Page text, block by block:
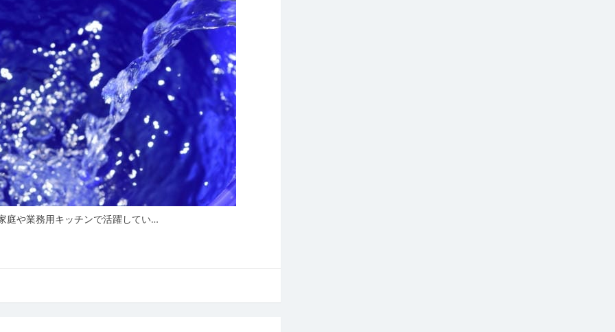
庭や業務用キッチンで活躍してい…